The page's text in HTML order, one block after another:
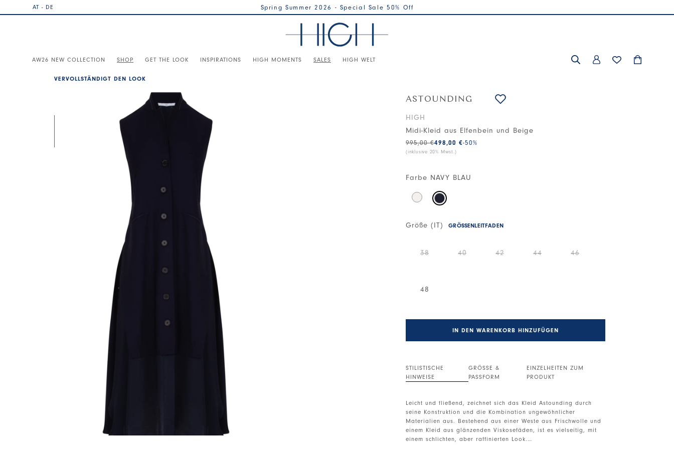
AT - DE Spring Summer 2026 - Special Sale 50% Off
AW26 NEW COLLECTION SHOP GET THE LOOK INSPIRATIONS HIGH MOMENTS SALES HIGH WELT
VERVOLLSTÄNDIGT DEN LOOK
ASTOUNDING
HIGH
Midi-Kleid aus Elfenbein und Beige
498,00 €
995,00 € -50%
(inklusive 20% Mwst.)
Farbe NAVY BLAU
Größe (IT) GRÖSSENLEITFADEN
38 40 42 44 46
48
IN DEN WARENKORB HINZUFÜGEN
STILISTISCHE
HINWEISE
GRÖSSE &
PASSFORM
EINZELHEITEN ZUM
PRODUKT
Leicht und fließend, zeichnet sich das Kleid Astounding durch
seine Konstruktion und die Kombination ungewöhnlicher
Materialien aus. Bestehend aus einer Weste aus Frischwolle und
einem Kleid aus glänzenden Viskosefäden, ist es vielseitig, mit
einem schlichten, aber raffinierten Look.